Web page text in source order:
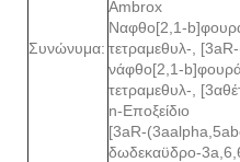
Συνώνυμα:
Ambrox
Ναφθο[2,1-
τετραμεθυλ-,
νάφθο[2,1-
τετραμεθυλ-,
n-Εποξείδιο
[3aR-
δωδεκαϋδρο-